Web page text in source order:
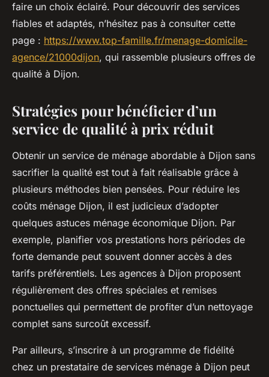
faire un choix éclairé. Pour découvrir des services
fiables et adaptés, n’hésitez pas à consulter cette
page : https://www.top-famille.fr/menage-domicile-
agence/21000dijon, qui rassemble plusieurs offres de
qualité à Dijon.
Stratégies pour bénéficier d’un
service de qualité à prix réduit
Obtenir un service de ménage abordable à Dijon sans
sacrifier la qualité est tout à fait réalisable grâce à
plusieurs méthodes bien pensées. Pour réduire les
coûts ménage Dijon, il est judicieux d’adopter
quelques astuces ménage économique Dijon. Par
exemple, planifier vos prestations hors périodes de
forte demande peut souvent donner accès à des
tarifs préférentiels. Les agences à Dijon proposent
régulièrement des offres spéciales et remises
ponctuelles qui permettent de profiter d’un nettoyage
complet sans surcoût excessif.
Par ailleurs, s’inscrire à un programme de fidélité
chez un prestataire de services ménage à Dijon peut